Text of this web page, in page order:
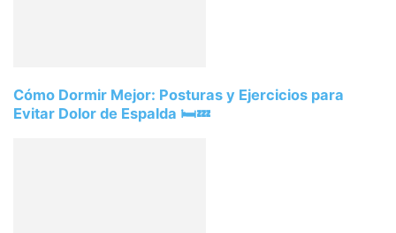
Cómo Dormir Mejor: Posturas y Ejercicios para
Evitar Dolor de Espalda 🛏️💤